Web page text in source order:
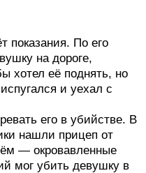
показания. По его
на дороге,
хотел её поднять, но
и уехал с
его в убийстве. В
нашли прицеп от
— окровавленные
мог убить девушку в